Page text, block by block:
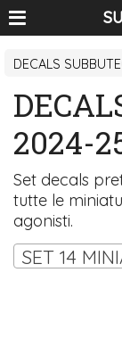
DECALS
2024-
Set decals
tutte le
agonisti.